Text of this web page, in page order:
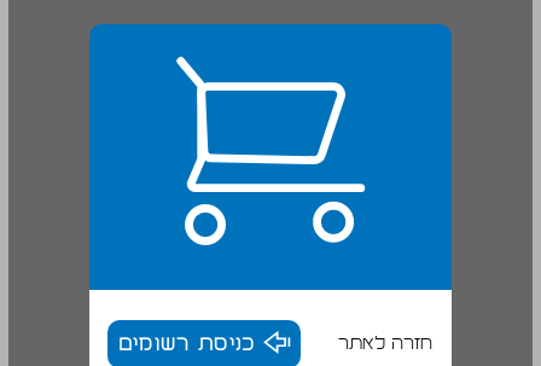
חזרה לאתר כניסת רשומים